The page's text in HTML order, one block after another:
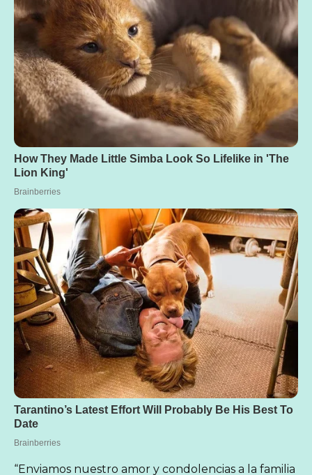
“Enviamos nuestro amor y condolencias a la familia